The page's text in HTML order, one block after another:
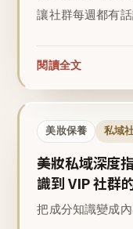
讓社群每週都有
閱讀全文
美妝保養 私域
美妝私域深度
識到 VIP 社群
把成分知識變成